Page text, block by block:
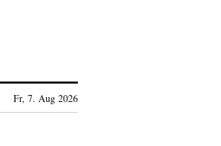
Fr, 7. Aug 2026